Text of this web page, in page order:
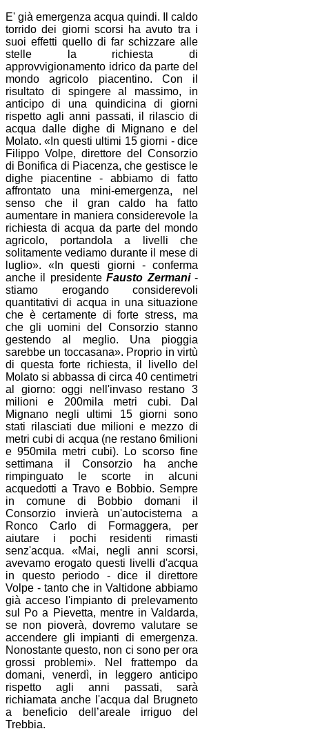
E' già emergenza acqua quindi. Il caldo
torrido dei giorni scorsi ha avuto tra i
suoi effetti quello di far schizzare alle
stelle la richiesta di
approvvigionamento idrico da parte del
mondo agricolo piacentino. Con il
risultato di spingere al massimo, in
anticipo di una quindicina di giorni
rispetto agli anni passati, il rilascio di
acqua dalle dighe di Mignano e del
Molato. «In questi ultimi 15 giorni - dice
Filippo Volpe, direttore del Consorzio
di Bonifica di Piacenza, che gestisce le
dighe piacentine - abbiamo di fatto
affrontato una mini-emergenza, nel
senso che il gran caldo ha fatto
aumentare in maniera considerevole la
richiesta di acqua da parte del mondo
agricolo, portandola a livelli che
solitamente vediamo durante il mese di
luglio». «In questi giorni - conferma
anche il presidenteFausto Zermani-
stiamo erogando considerevoli
quantitativi di acqua in una situazione
che è certamente di forte stress, ma
che gli uomini del Consorzio stanno
gestendo al meglio. Una pioggia
sarebbe un toccasana». Proprio in virtù
di questa forte richiesta, il livello del
Molato si abbassa di circa 40 centimetri
al giorno: oggi nell'invaso restano 3
milioni e 200mila metri cubi. Dal
Mignano negli ultimi 15 giorni sono
stati rilasciati due milioni e mezzo di
metri cubi di acqua (ne restano 6milioni
e 950mila metri cubi). Lo scorso fine
settimana il Consorzio ha anche
rimpinguato le scorte in alcuni
acquedotti a Travo e Bobbio. Sempre
in comune di Bobbio domani il
Consorzio invierà un'autocisterna a
Ronco Carlo di Formaggera, per
aiutare i pochi residenti rimasti
senz'acqua. «Mai, negli anni scorsi,
avevamo erogato questi livelli d'acqua
in questo periodo - dice il direttore
Volpe - tanto che in Valtidone abbiamo
già acceso l'impianto di prelevamento
sul Po a Pievetta, mentre in Valdarda,
se non pioverà, dovremo valutare se
accendere gli impianti di emergenza.
Nonostante questo, non ci sono per ora
grossi problemi». Nel frattempo da
domani, venerdì, in leggero anticipo
rispetto agli anni passati, sarà
richiamata anche l'acqua dal Brugneto
a beneficio dell’areale irriguo del
Trebbia.